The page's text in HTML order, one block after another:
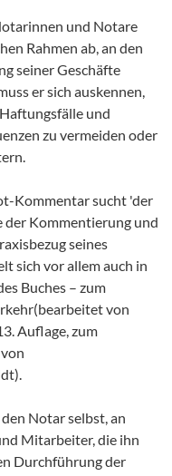
und Notare
Rahmen ab, an den
seiner Geschäfte
er sich auskennen,
und
zu vermeiden oder
Kommentar sucht 'der
Kommentierung und
seines
sich vor allem auch in
Buches – zum
von
Auflage, zum
Notar selbst, an
Mitarbeiter, die ihn
Durchführung der